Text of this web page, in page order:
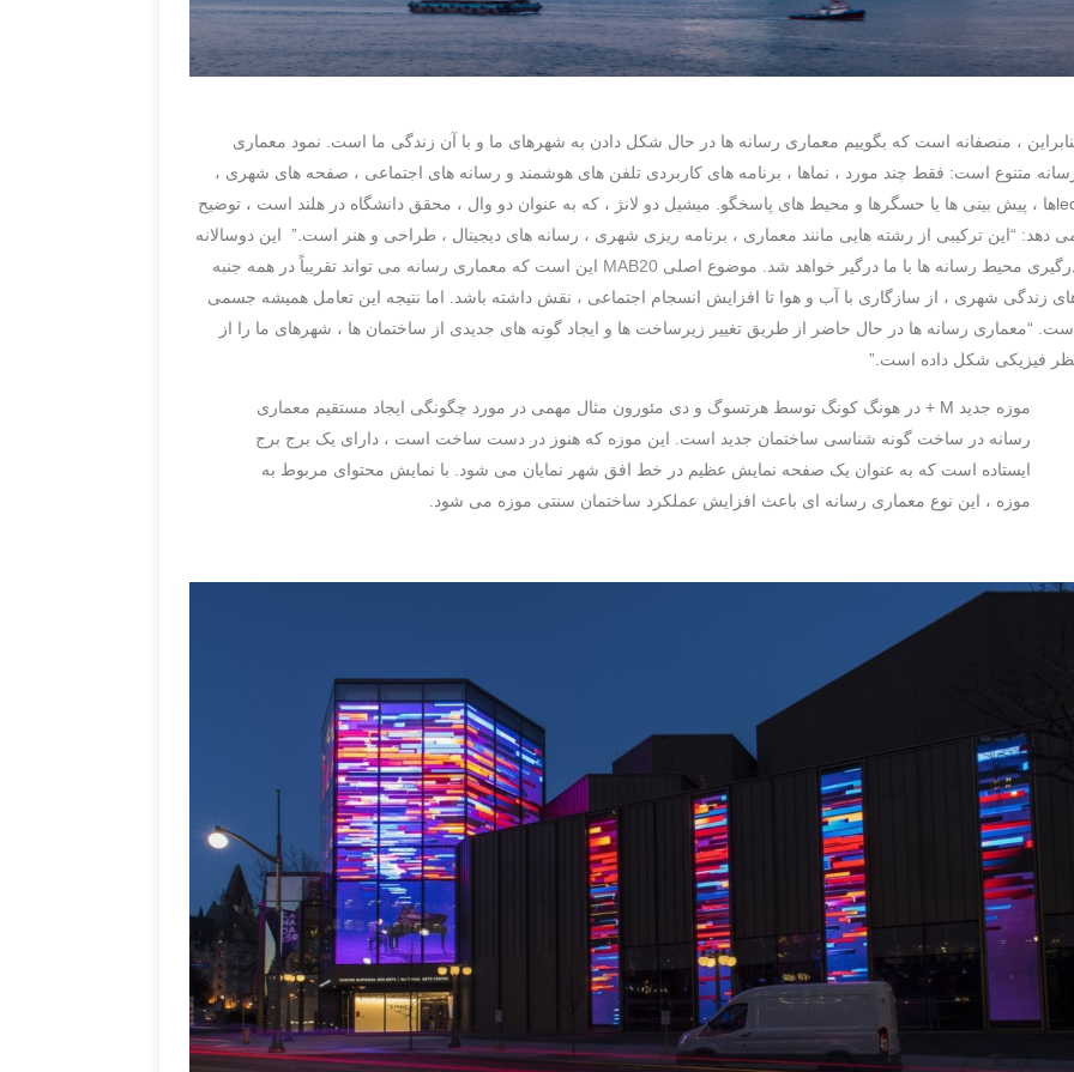
، منصفانه است که بگوییم معماری رسانه ها در حال شکل دادن به شهرهای ما و با آن زندگی ما است. نمود معماری
متنوع است: فقط چند مورد ، نماها ، برنامه های کاربردی تلفن های هوشمند و رسانه های اجتماعی ، صفحه های شهری ،
ledها ، پیش بینی ها یا حسگرها و محیط های پاسخگو. میشیل دو لانژ ، که به عنوان دو وال ، محقق دانشگاه در هلند است ، توضیح
دهد: “این ترکیبی از رشته هایی مانند معماری ، برنامه ریزی شهری ، رسانه های دیجیتال ، طراحی و هنر است.” این دوسالانه
محیط رسانه ها با ما درگیر خواهد شد. موضوع اصلیMAB20 این است که معماری رسانه می تواند تقریباً در همه جنبه
زندگی شهری ، از سازگاری با آب و هوا تا افزایش انسجام اجتماعی ، نقش داشته باشد. اما نتیجه این تعامل همیشه جسمی
“معماری رسانه ها در حال حاضر از طریق تغییر زیرساخت ها و ایجاد گونه های جدیدی از ساختمان ها ، شهرهای ما را از
فیزیکی شکل داده است.”
موزه جدید M + در هونگ کونگ توسط هرتسوگ و دی مئورون مثال مهمی در مورد چگونگی ایجاد مستقیم معماری
رسانه در ساخت گونه شناسی ساختمان جدید است. این موزه که هنوز در دست ساخت است ، دارای یک برج برج
ایستاده است که به عنوان یک صفحه نمایش عظیم در خط افق شهر نمایان می شود. با نمایش محتوای مربوط به
موزه ، این نوع معماری رسانه ای باعث افزایش عملکرد ساختمان سنتی موزه می شود.